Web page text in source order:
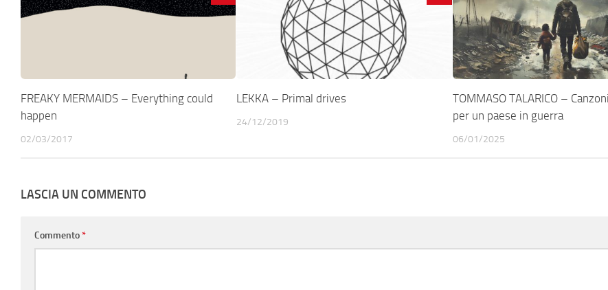
FREAKY MERMAIDS – Everything could
happen
02/03/2017
LEKKA – Primal drives
24/12/2019
TOMMASO TALARICO –
per un paese in guerra
06/01/2025
LASCIA UN COMMENTO
Commento*